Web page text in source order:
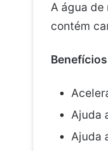
A água de
contém
Ajuda
Ajuda